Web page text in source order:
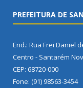
PREFEITURA DE
End.: Rua Frei Daniel
Centro - Santarém
CEP: 68720-000
Fone: (91) 98563-3454